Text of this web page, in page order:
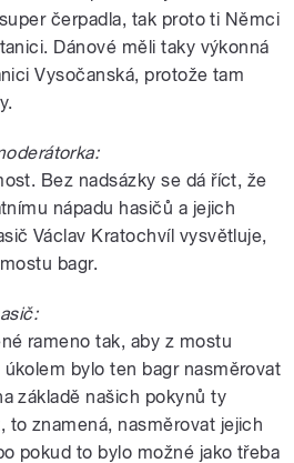
čerpadla, tak proto ti Němci
Dánové měli taky výkonná
Vysočanská, protože tam
Bez nadsázky se dá říct, že
nápadu hasičů a jejich
Václav Kratochvíl vysvětluje,
bagr.
rameno tak, aby z mostu
bylo ten bagr nasměrovat
základě našich pokynů ty
to znamená, nasměrovat jejich
pokud to bylo možné jako třeba